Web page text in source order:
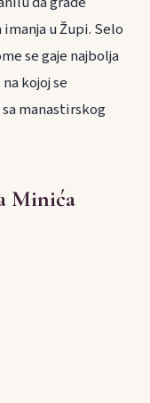
u Župi. Selo
se gaje najbolja
kojoj se
manastirskog
Minića